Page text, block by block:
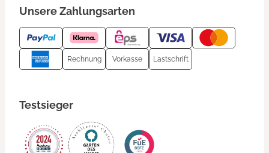
Unsere Zahlungsarten
Rechnung Vorkasse Lastschrift
Testsieger